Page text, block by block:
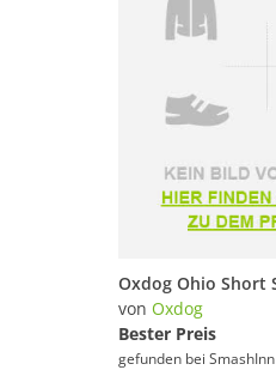
von Oxdog
Bester Preis
gefunden bei SmashInn